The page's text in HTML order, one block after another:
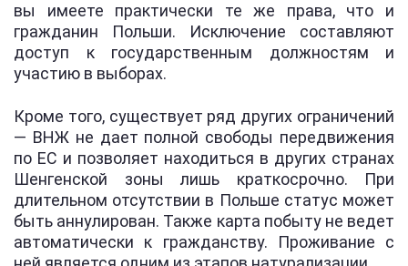
вы имеете практически те же права, что и
гражданин Польши. Исключение составляют
доступ к государственным должностям и
участию в выборах.
Кроме того, существует ряд других ограничений
— ВНЖ не дает полной свободы передвижения
по ЕС и позволяет находиться в других странах
Шенгенской зоны лишь краткосрочно. При
длительном отсутствии в Польше статус может
быть аннулирован. Также карта побыту не ведет
автоматически к гражданству. Проживание с